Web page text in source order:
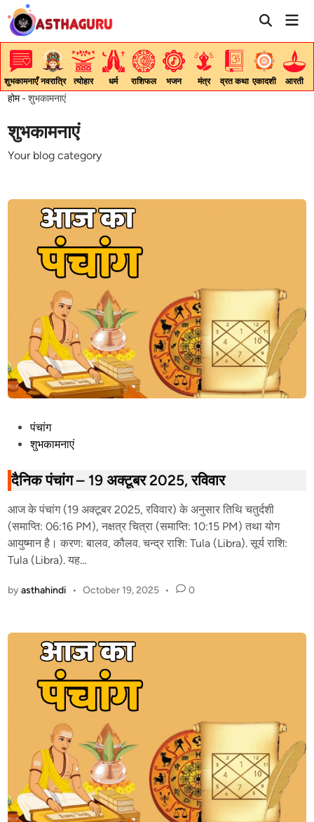
Skip
content
शुभकामनाएँ नवरात्रि त्योहार धर्म राशिफल भजन मंत्र व्रत कथा एकादशी आरती
होम-शुभकामनाएं
शुभकामनाएं
Your blog category
t
e
d
i
n
पंचांग
शुभकामनाएं
दैनिक पंचांग – 19 अक्टूबर 2025, रविवार
आज के पंचांग (19 अक्टूबर 2025, रविवार) के अनुसार तिथि चतुर्दशी
(समाप्ति: 06:16 PM), नक्षत्र चित्रा (समाप्ति: 10:15 PM) तथा योग
आयुष्मान है। करण: बालव, कौलव. चन्द्र राशि: Tula (Libra). सूर्य राशि:
Tula (Libra). यह…
byasthahindi • October 19, 2025 • 0